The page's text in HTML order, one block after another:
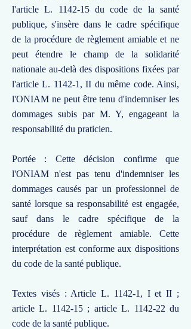
l'article L. 1142-15 du code de la santé
publique, s'insère dans le cadre spécifique
de la procédure de règlement amiable et ne
peut étendre le champ de la solidarité
nationale au-delà des dispositions fixées par
l'article L. 1142-1, II du même code. Ainsi,
l'ONIAM ne peut être tenu d'indemniser les
dommages subis par M. Y, engageant la
responsabilité du praticien.
Portée : Cette décision confirme que
l'ONIAM n'est pas tenu d'indemniser les
dommages causés par un professionnel de
santé lorsque sa responsabilité est engagée,
sauf dans le cadre spécifique de la
procédure de règlement amiable. Cette
interprétation est conforme aux dispositions
du code de la santé publique.
Textes visés : Article L. 1142-1, I et II ;
article L. 1142-15 ; article L. 1142-22 du
code de la santé publique.